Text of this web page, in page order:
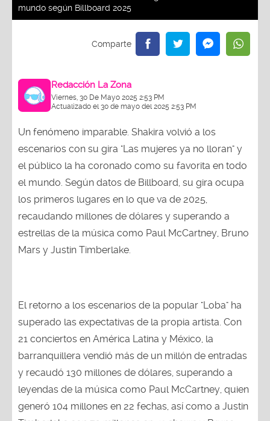
mundo según Billboard 2025
Redacción La Zona
Viernes, 30 De Mayo 2025 2:53 PM
Actualizado el 30 de mayo del 2025 2:53 PM
Un fenómeno imparable. Shakira volvió a los
escenarios con su gira "Las mujeres ya no lloran" y
el público la ha coronado como su favorita en todo
el mundo. Según datos de Billboard, su gira ocupa
los primeros lugares en lo que va de 2025,
recaudando millones de dólares y superando a
estrellas de la música como Paul McCartney, Bruno
Mars y Justin Timberlake.
El retorno a los escenarios de la popular "Loba" ha
superado las expectativas de la propia artista. Con
21 conciertos en América Latina y México, la
barranquillera vendió más de un millón de entradas
y recaudó 130 millones de dólares, superando a
leyendas de la música como Paul McCartney, quien
generó 104 millones en 22 fechas, así como a Justin